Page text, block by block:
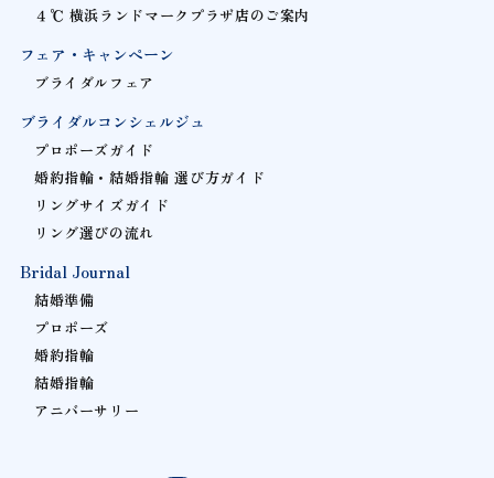
４℃ 横浜ランドマークプラザ店のご案内
フェア・キャンペーン
ブライダルフェア
ブライダルコンシェルジュ
プロポーズガイド
婚約指輪・結婚指輪 選び方ガイド
リングサイズガイド
リング選びの流れ
Bridal Journal
結婚準備
プロポーズ
婚約指輪
結婚指輪
アニバーサリー